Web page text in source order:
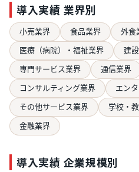
導入実績 業界別
小売業界 食品業界
外食
医療（病院）・福祉業界
建
専門サービス業界
通信業界
コンサルティング業界
エン
その他サービス業界
学校・
金融業界
導入実績 企業規模別